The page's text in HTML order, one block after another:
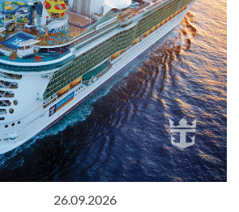
26.09.2026